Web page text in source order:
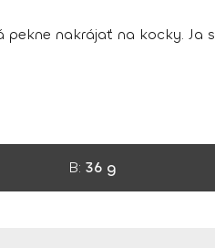
nakrájať na kocky.
B: 36 g